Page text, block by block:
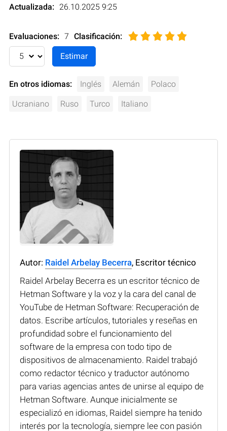
Actualizada: 26.10.2025 9:25
Evaluaciones: 7 Clasificación:
En otros idiomas: Inglés Alemán Polaco
Ucraniano Ruso Turco Italiano
Autor: Raidel Arbelay Becerra, Escritor técnico
Raidel Arbelay Becerra es un escritor técnico de
Hetman Software y la voz y la cara del canal de
YouTube de Hetman Software: Recuperación de
datos. Escribe artículos, tutoriales y reseñas en
profundidad sobre el funcionamiento del
software de la empresa con todo tipo de
dispositivos de almacenamiento. Raidel trabajó
como redactor técnico y traductor autónomo
para varias agencias antes de unirse al equipo de
Hetman Software. Aunque inicialmente se
especializó en idiomas, Raidel siempre ha tenido
interés por la tecnología, siempre lee con pasión